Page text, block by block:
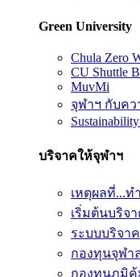
Green University
Chula Zero
CU Shuttle
MuvMi
จุฬาฯ กับคว
บริจาคให้จุฬาฯ
เหตุผลที่...ท
เริ่มต้นบริจ
ระบบบริจา
กองทุนจุฬา
กองทุนภูมิคุ้